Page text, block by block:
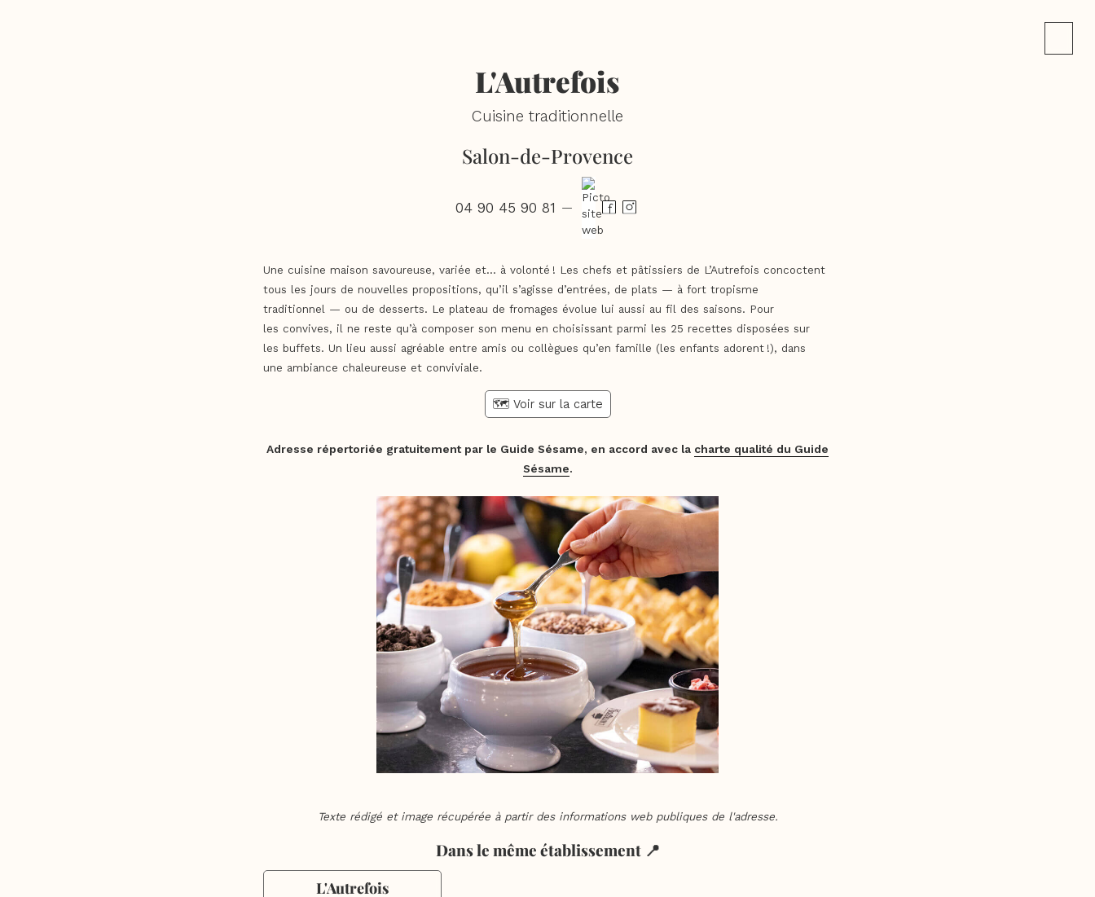
L'Autrefois
Cuisine traditionnelle
Salon-de-Provence
04 90 45 90 81 —
Une cuisine maison savoureuse, variée et… à volonté ! Les chefs et pâtissiers de L’Autrefois concoctent
tous les jours de nouvelles propositions, qu’il s’agisse d’entrées, de plats — à fort tropisme
traditionnel — ou de desserts. Le plateau de fromages évolue lui aussi au fil des saisons. Pour
les convives, il ne reste qu’à composer son menu en choisissant parmi les 25 recettes disposées sur
les buffets. Un lieu aussi agréable entre amis ou collègues qu’en famille (les enfants adorent !), dans
une ambiance chaleureuse et conviviale.
🗺️ Voir sur la carte
Adresse répertoriée gratuitement par le Guide Sésame, en accord avec la charte qualité du Guide
Sésame.
Texte rédigé et image récupérée à partir des informations web publiques de l'adresse.
Dans le même établissement 📍
L'Autrefois